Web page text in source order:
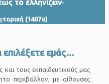
τό ἑλληνίζειν·
(1407α)
επιλέξετε εμάς…
τους εκπαιδευτικούς μας
περιβάλλον, με αίθουσες